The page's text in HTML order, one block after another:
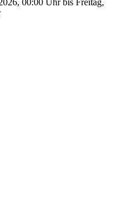
00:00 Uhrbis Freitag,